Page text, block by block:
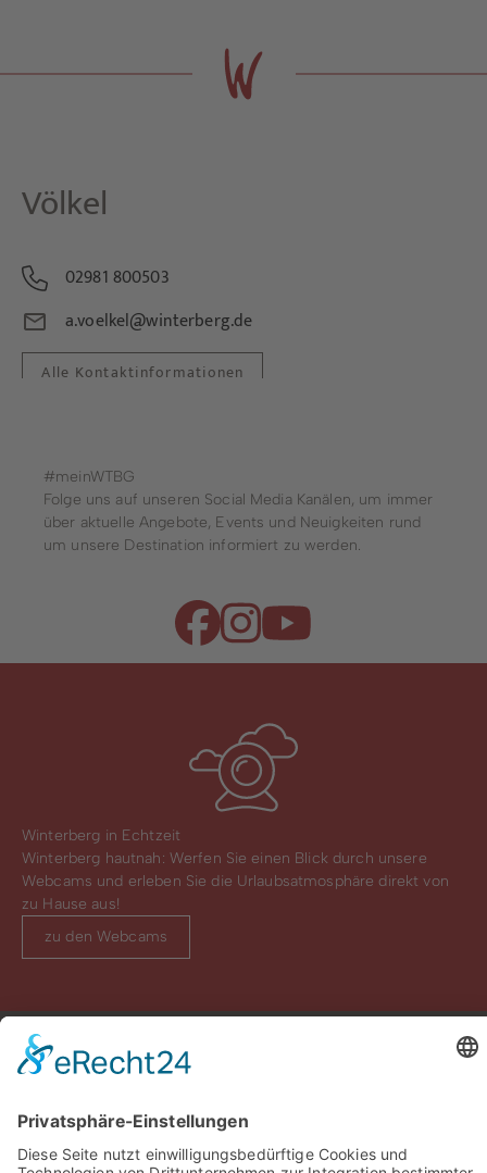
Völkel
02981 800503
a.voelkel@winterberg.de
Alle Kontaktinformationen
#meinWTBG
Folge uns auf unseren Social Media Kanälen, um immer
über aktuelle Angebote, Events und Neuigkeiten rund
um unsere Destination informiert zu werden.
Winterberg in Echtzeit
Winterberg hautnah: Werfen Sie einen Blick durch unsere
Webcams und erleben Sie die Urlaubsatmosphäre direkt von
zu Hause aus!
zu den Webcams